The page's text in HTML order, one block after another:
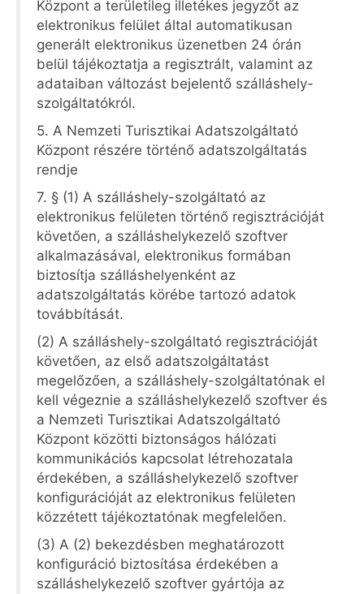
Központ a területileg illetékes jegyzőt az
elektronikus felület által automatikusan
generált elektronikus üzenetben 24 órán
belül tájékoztatja a regisztrált, valamint az
adataiban változást bejelentő szálláshely-
szolgáltatókról.
5. A Nemzeti Turisztikai Adatszolgáltató
Központ részére történő adatszolgáltatás
rendje
7. § (1) A szálláshely-szolgáltató az
elektronikus felületen történő regisztrációját
követően, a szálláshelykezelő szoftver
alkalmazásával, elektronikus formában
biztosítja szálláshelyenként az
adatszolgáltatás körébe tartozó adatok
továbbítását.
(2) A szálláshely-szolgáltató regisztrációját
követően, az első adatszolgáltatást
megelőzően, a szálláshely-szolgáltatónak el
kell végeznie a szálláshelykezelő szoftver és
a Nemzeti Turisztikai Adatszolgáltató
Központ közötti biztonságos hálózati
kommunikációs kapcsolat létrehozatala
érdekében, a szálláshelykezelő szoftver
konfigurációját az elektronikus felületen
közzétett tájékoztatónak megfelelően.
(3) A (2) bekezdésben meghatározott
konfiguráció biztosítása érdekében a
szálláshelykezelő szoftver gyártója az